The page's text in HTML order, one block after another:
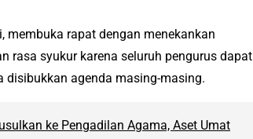
membuka rapat dengan menekankan
rasa syukur karena seluruh pengurus dapat
disibukkan agenda masing-masing.
ke Pengadilan Agama, Aset Umat